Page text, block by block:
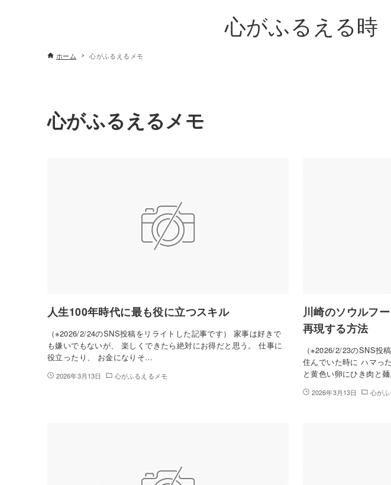
心がふるえる時
ホーム 心がふるえるメモ
心がふるえるメモ
人生100年時代に最も役に立つスキル
（※2026/2/24のSNS投稿をリライトした記事です） 家事は好きで
も嫌いでもないが、 楽しくできたら絶対にお得だと思う。 仕事に
役立ったり、 お金になりそ…
2026年3月13日 心がふるえるメモ
川崎のソウルフ
再現する方法
（※2026/2/23のSNS投
住んでいた時に ハマっ
と黄色い卵にひき肉と
2026年3月13日 心が